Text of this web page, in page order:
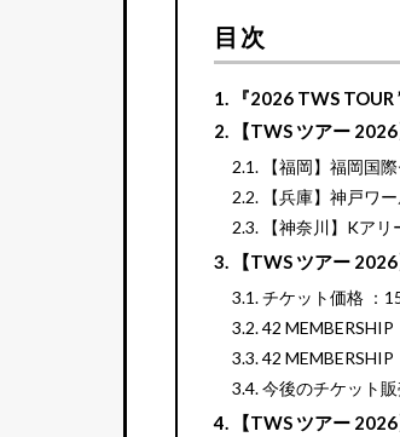
目次
『2026 TWS TOUR
【TWS ツアー
【福岡】福岡国
【兵庫】神戸ワ
【神奈川】Kア
【TWS ツアー
チケット価格 ：
42
42
今後のチケット販
【TWS ツアー